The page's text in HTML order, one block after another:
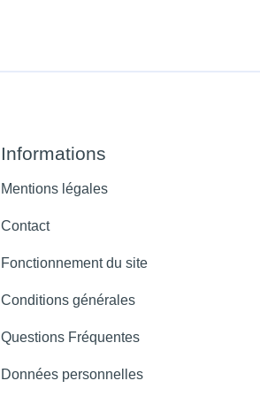
Informations
Mentions légales
Contact
Fonctionnement du site
Conditions générales
Questions Fréquentes
Données personnelles